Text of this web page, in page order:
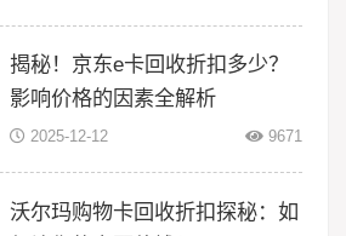
揭秘！京东e卡回收折扣多少？
影响价格的因素全解析
2025-12-12 9671
沃尔玛购物卡回收折扣探秘：如